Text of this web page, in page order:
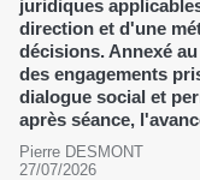
juridiques
direction et d'une
décisions. Annexé
des engagements
dialogue social et
après séance,
Pierre DESMONT
27/07/2026